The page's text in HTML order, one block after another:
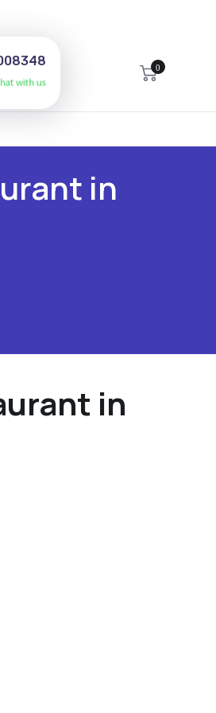
0
in
in